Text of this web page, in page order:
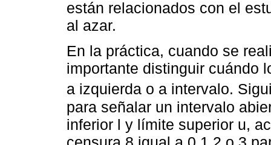
están relacionados con el
al azar.
En la práctica, cuando se
importante distinguir cuándo
a izquierda o a intervalo.
para señalar un intervalo
inferior l y límite superior u,